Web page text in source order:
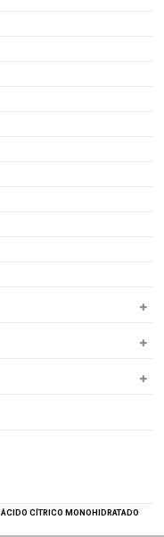
ÁCIDO CÍTRICO MONOHIDRATADO